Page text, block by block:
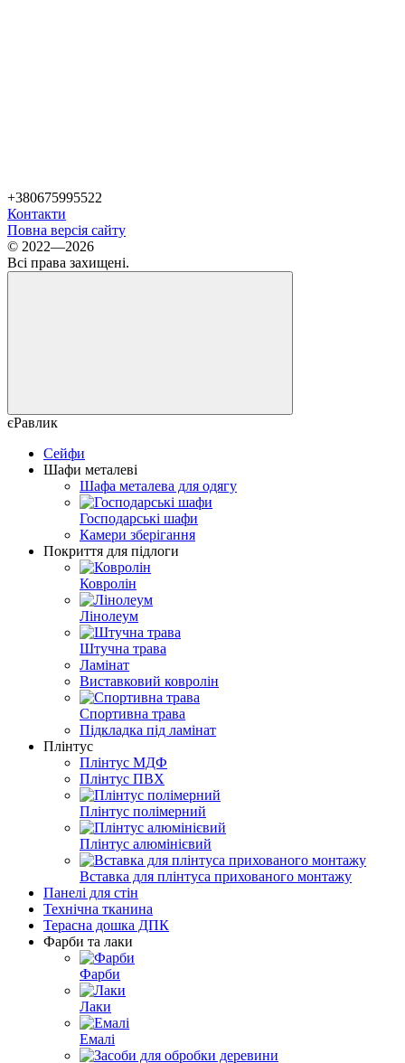
+380675995522
Контакти
Повна версія сайту
© 2022—2026
Всі права захищені.
єРавлик
Сейфи
Шафи металеві
Шафа металева для одягу
Господарські шафи
Камери зберігання
Покриття для підлоги
Ковролін
Лінолеум
Штучна трава
Ламінат
Виставковий ковролін
Спортивна трава
Підкладка під ламінат
Плінтус
Плінтус МДФ
Плінтус ПВХ
Плінтус полімерний
Плінтус алюмінієвий
Вставка для плінтуса прихованого монтажу
Панелі для стін
Технічна тканина
Терасна дошка ДПК
Фарби та лаки
Фарби
Лаки
Емалі